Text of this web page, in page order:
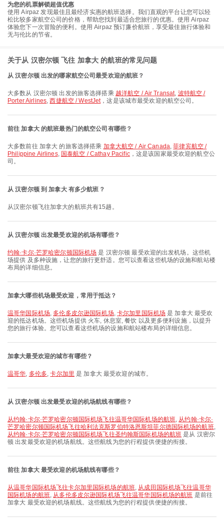
为您的机票解锁超值优惠
使用 Airpaz 发现最佳且最经济实惠的航班选择。我们直观的平台让您可以轻
松比较多家航空公司的价格，帮助您找到最适合您旅行的优惠。使用 Airpaz
体验您下一次冒险的便利。使用 Airpaz 预订廉价航班，享受最佳旅行体验和
无与伦比的节省。
关于从 汉密尔顿 飞往 加拿大 的航班的常见问题
从 汉密尔顿 出发的哪家航空公司最受欢迎的航班？
大多数从 汉密尔顿 出发的旅客选择搭乘 越洋航空 / Air Transat, 波特航空 /
Porter Airlines,西捷航空 / WestJet，这是该城市最受欢迎的航空公司。
前往 加拿大 的航班最热门的航空公司有哪些？
大多数前往 加拿大 的旅客选择搭乘 加拿大航空 / Air Canada,菲律宾航空 /
Philippine Airlines, 国泰航空 / Cathay Pacific，这是该国家最受欢迎的航空公
司。
从 汉密尔顿 到 加拿大 有多少航班？
从汉密尔顿飞往加拿大的航班共有15趟。
从 汉密尔顿 出发最受欢迎的机场有哪些？
约翰·卡尔·芒罗哈密尔顿国际机场 是 汉密尔顿 最受欢迎的出发机场。这些机
场提供 及多种设施，让您的旅行更舒适。您可以查看这些机场的设施和航站楼
布局的详细信息。
加拿大哪些机场最受欢迎，常用于抵达？
温哥华国际机场, 多伦多皮尔逊国际机场, 卡尔加里国际机场 是 加拿大 最受欢
迎的抵达机场。这些机场提供 火车, 休息室, 餐饮 以及更多便利设施，以提升
您的旅行体验。您可以查看这些机场的设施和航站楼布局的详细信息。
加拿大最受欢迎的城市有哪些？
温哥华, 多伦多,卡尔加里 是 加拿大 最受欢迎的城市。
从 汉密尔顿 出发最受欢迎的机场航线有哪些？
从约翰·卡尔·芒罗哈密尔顿国际机场飞往温哥华国际机场的航班, 从约翰·卡尔·
芒罗哈密尔顿国际机场飞往哈利法克斯罗伯特洛恩斯坦菲尔德国际机场的航班,
从约翰·卡尔·芒罗哈密尔顿国际机场飞往圣约翰斯国际机场的航班 是从 汉密尔
顿 出发最受欢迎的机场航线。这些航线为您的行程提供便捷的衔接。
前往 加拿大 最受欢迎的机场航线有哪些？
从温哥华国际机场飞往卡尔加里国际机场的航班, 从成田国际机场飞往温哥华
国际机场的航班, 从多伦多皮尔逊国际机场飞往温哥华国际机场的航班 是前往
加拿大 最受欢迎的机场航线。这些航线为您的行程提供便捷的衔接。